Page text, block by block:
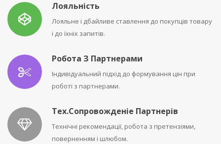
Лояльність
Лояльне і дбайливе ставлення до покупців товару
і до їхніх запитів.
Робота З Партнерами
Індивідуальний підхід до формування цін при
роботі з партнерами.
Тех.сопровожденіе Партнерів
Технічні рекомендації, робота з претензіями,
поверненням і шлюбом.